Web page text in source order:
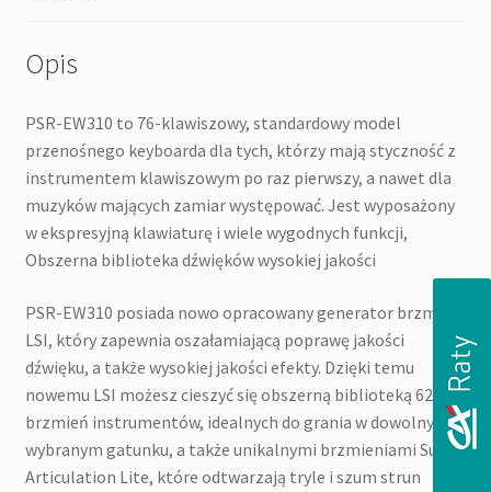
Opis
PSR-EW310 to 76-klawiszowy, standardowy model
przenośnego keyboarda dla tych, którzy mają styczność z
instrumentem klawiszowym po raz pierwszy, a nawet dla
muzyków mających zamiar występować. Jest wyposażony
w ekspresyjną klawiaturę i wiele wygodnych funkcji,
Obszerna biblioteka dźwięków wysokiej jakości
PSR-EW310 posiada nowo opracowany generator brzmień
LSI, który zapewnia oszałamiającą poprawę jakości
dźwięku, a także wysokiej jakości efekty. Dzięki temu
nowemu LSI możesz cieszyć się obszerną biblioteką 622
brzmień instrumentów, idealnych do grania w dowolnym
wybranym gatunku, a także unikalnymi brzmieniami Super
Articulation Lite, które odtwarzają tryle i szum strun